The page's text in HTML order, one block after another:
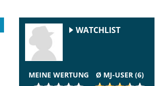
WATCHLIST
MEINE WERTUNG Ø MJ-USER (6)